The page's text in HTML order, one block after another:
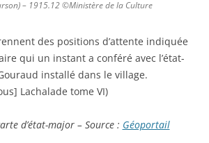
– 1915.12 ©Ministère de la Culture
des positions d’attente indiquée
qui un instant a conféré avec l’état-
installé dans le village.
Lachalade tome VI)
d’état-major – Source : Géoportail